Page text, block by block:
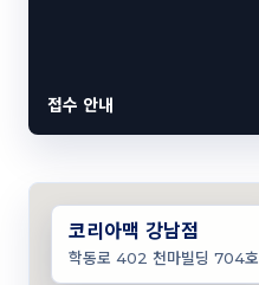
접수 안내
코리아맥 강남점
학동로 402 천마빌딩 704호